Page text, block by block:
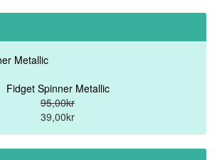
Fidget Spinner Metallic
95,00kr
39,00kr